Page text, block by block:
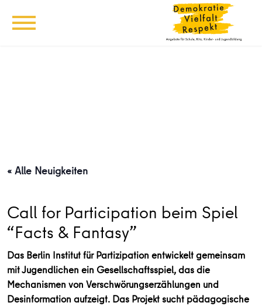
« Alle Neuigkeiten
Call for Participation beim Spiel
“Facts & Fantasy”
Das Berlin Institut für Partizipation entwickelt gemeinsam
mit Jugendlichen ein Gesellschaftsspiel, das die
Mechanismen von Verschwörungserzählungen und
Desinformation aufzeigt. Das Projekt sucht pädagogische